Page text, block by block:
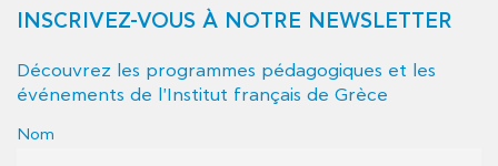
INSCRIVEZ-VOUS À NOTRE NEWSLETTER
Découvrez les programmes pédagogiques et les
événements de l'Institut français de Grèce
Nom